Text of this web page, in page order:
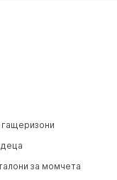
за момчета